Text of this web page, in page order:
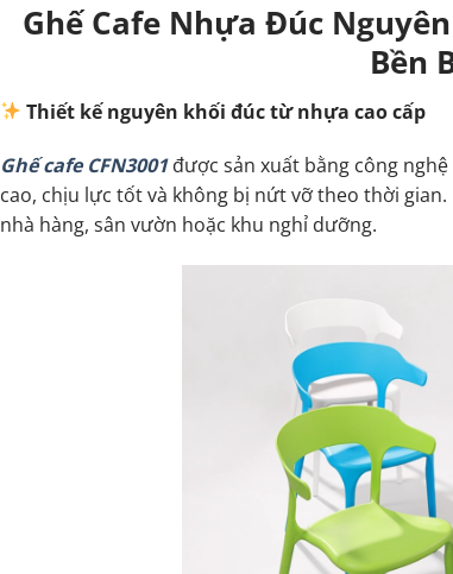
Ghế Cafe Nhựa Đúc
Bền
Thiết kế nguyên khối đúc từ nhựa cao cấp
Ghế cafe CFN3001được sản xuất bằng công nghệ
cao, chịu lực tốt và không bị nứt vỡ theo thời
nhà hàng, sân vườn hoặc khu nghỉ dưỡng.